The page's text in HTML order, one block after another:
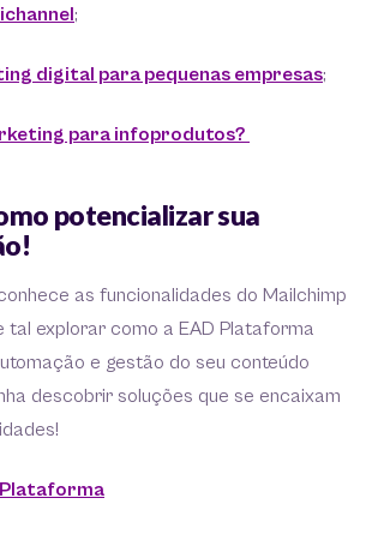
;
digital para pequenas empresas;
para infoprodutos?
potencializar sua
as funcionalidades do Mailchimp
tal explorar como a EAD Plataforma
e gestão do seu conteúdo
descobrir soluções que se encaixam
Plataforma